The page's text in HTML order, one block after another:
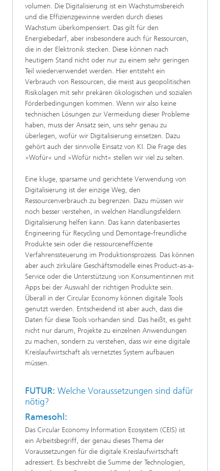
volumen. Die Digitalisierung ist ein Wachstumsbereich
und die Effizienzgewinne werden durch dieses
Wachstum überkompensiert. Das gilt für den
Energiebedarf, aber insbesondere auch für Ressourcen,
die in der Elektronik stecken. Diese können nach
heutigem Stand nicht oder nur zu einem sehr geringen
Teil wiederverwendet werden. Hier entsteht ein
Verbrauch von Ressourcen, die meist aus geopolitischen
Risikolagen mit sehr prekären ökologischen und sozialen
Förderbedingungen kommen. Wenn wir also keine
technischen Lösungen zur Vermeidung dieser Probleme
haben, muss der Ansatz sein, uns sehr genau zu
überlegen, wofür wir Digitalisierung einsetzen. Dazu
gehört auch der sinnvolle Einsatz von KI. Die Frage des
»Wofür« und »Wofür nicht« stellen wir viel zu selten.
Eine kluge, sparsame und gerichtete Verwendung von
Digitalisierung ist der einzige Weg, den
Ressourcenverbrauch zu begrenzen. Dazu müssen wir
noch besser verstehen, in welchen Handlungsfeldern
Digitalisierung helfen kann. Das kann datenbasiertes
Engineering für Recycling und Demontage-freundliche
Produkte sein oder die ressourceneffiziente
Verfahrenssteuerung im Produktionsprozess. Das können
aber auch zirkuläre Geschäftsmodelle eines Product-as-a-
Service oder die Unterstützung von Konsumentinnen mit
Apps bei der Auswahl der richtigen Produkte sein.
Überall in der Circular Economy können digitale Tools
genutzt werden. Entscheidend ist aber auch, dass die
Daten für diese Tools vorhanden sind. Das heißt, es geht
nicht nur darum, Projekte zu einzelnen Anwendungen
zu machen, sondern zu verstehen, dass wir eine digitale
Kreislaufwirtschaft als vernetztes System aufbauen
müssen.
FUTUR: Welche Voraussetzungen sind dafür
nötig?
Ramesohl:
Das Circular Economy Information Ecosystem (CEIS) ist
ein Arbeitsbegriff, der genau dieses Thema der
Voraussetzungen für die digitale Kreislaufwirtschaft
adressiert. Es beschreibt die Summe der Technologien,